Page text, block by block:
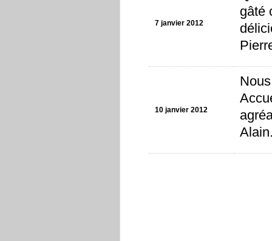
7 janvier 2012
gâté
10 janvier 2012